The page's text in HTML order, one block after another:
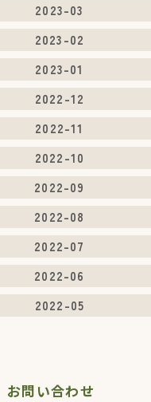
2023-03
2023-02
2023-01
2022-12
2022-11
2022-10
2022-09
2022-08
2022-07
2022-06
2022-05
お問い合わせ